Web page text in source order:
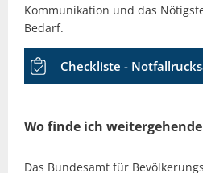
Kommunikation und das
Bedarf.
Checkliste -
Wo finde ich
Das Bundesamt für